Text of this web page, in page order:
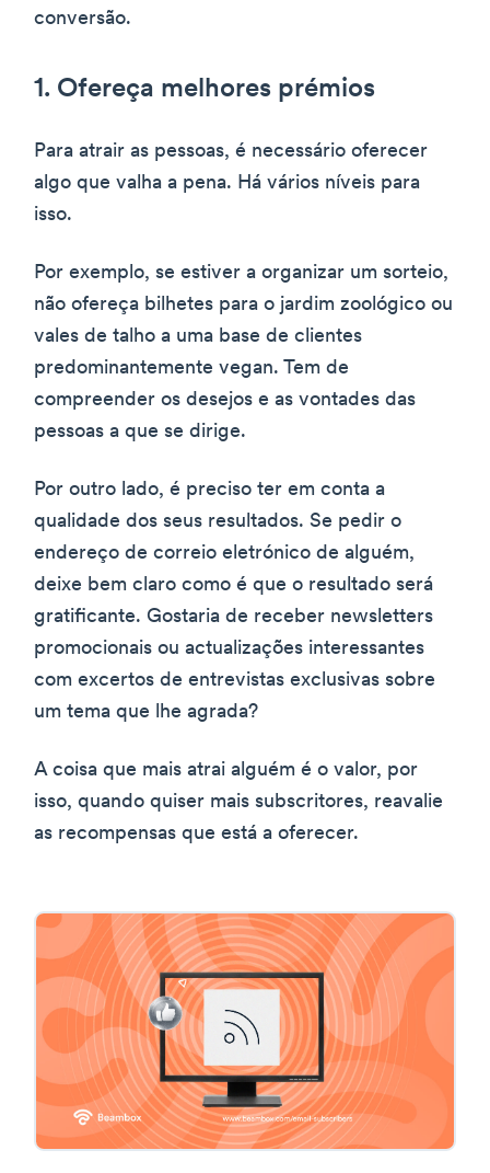
conversão.
1. Ofereça melhores prémios
Para atrair as pessoas, é necessário oferecer
algo que valha a pena. Há vários níveis para
isso.
Por exemplo, se estiver a organizar um sorteio,
não ofereça bilhetes para o jardim zoológico ou
vales de talho a uma base de clientes
predominantemente vegan. Tem de
compreender os desejos e as vontades das
pessoas a que se dirige.
Por outro lado, é preciso ter em conta a
qualidade dos seus resultados. Se pedir o
endereço de correio eletrónico de alguém,
deixe bem claro como é que o resultado será
gratificante. Gostaria de receber newsletters
promocionais ou actualizações interessantes
com excertos de entrevistas exclusivas sobre
um tema que lhe agrada?
A coisa que mais atrai alguém é o valor, por
isso, quando quiser mais subscritores, reavalie
as recompensas que está a oferecer.